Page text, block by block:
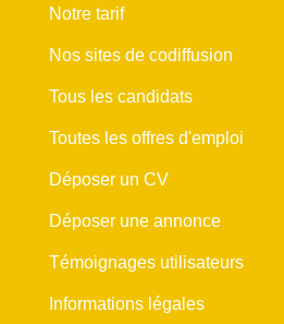
Notre tarif
Nos sites de codiffusion
Tous les candidats
Toutes les offres d'emploi
Déposer un CV
Déposer une annonce
Témoignages utilisateurs
Informations légales